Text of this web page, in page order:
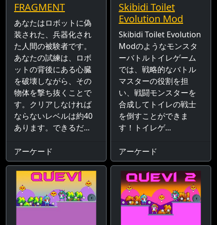
FRAGMENT
あなたはロボットに偽
装された、兵器化され
た人間の被験者です。
あなたの試練は、ロボ
ットの背後にある心臓
を破壊しながら、その
物体を撃ち抜くことで
す。クリアしなければ
ならないレベルは約40
あります。できるだ...
アーケード
Skibidi Toilet
Evolution Mod
Skibidi Toilet Evolution
Modのようなモンスタ
ーバトルトイレゲーム
では、戦略的なバトル
マスターの役割を担
い、戦闘モンスターを
合成してトイレの戦士
を倒すことができま
す！トイレゲ...
アーケード